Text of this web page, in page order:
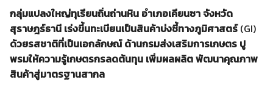
กลุ่มแปลงใหญ่ทุเรียนถิ่นถ่านหิน อำเภอเคียนซา จังหวัด
สุราษฎร์ธานี เร่งขึ้นทะเบียนเป็นสินค้าบ่งชี้ทางภูมิศาสตร์(GI)
ด้วยรสชาติที่เป็นเอกลักษณ์ ด้านกรมส่งเสริมการเกษตร ปู
พรมให้ความรู้เกษตรกรลดต้นทุน เพิ่มผลผลิต พัฒนาคุณภาพ
สินค้าสู่มาตรฐานสากล